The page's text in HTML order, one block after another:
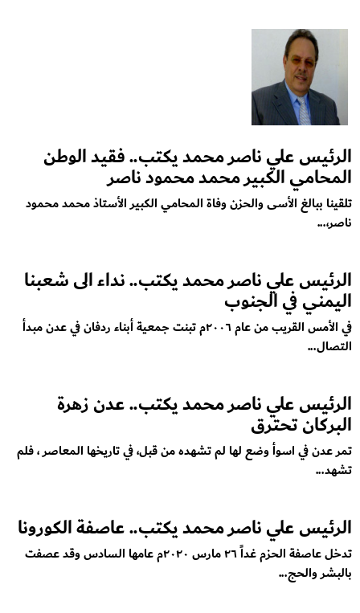
الرئيس علي ناصر محمد يكتب.. فقيد الوطن
المحامي الكبير محمد محمود ناصر
تلقينا ببالغ الأسى والحزن وفاة المحامي الكبير الأستاذ محمد محمود
ناصر،...
الرئيس علي ناصر محمد يكتب.. نداء الى شعبنا
اليمني في الجنوب
في الأمس القريب من عام ٢٠٠٦م تبنت جمعية أبناء ردفان في عدن مبدأ
التصال...
الرئيس علي ناصر محمد يكتب.. عدن زهرة
البركان تحترق
تمر عدن في اسوأ وضع لها لم تشهده من قبل، في تاريخها المعاصر ، فلم
تشهد...
الرئيس علي ناصر محمد يكتب.. عاصفة الكورونا
تدخل عاصفة الحزم غداً ٢٦ مارس ٢٠٢٠م عامها السادس وقد عصفت
بالبشر والحج...